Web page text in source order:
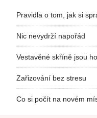
Pravidla o tom, jak si
Nic nevydrží napořád
Vestavěné skříně jsou
Zařizování bez stresu
Co si počít na novém